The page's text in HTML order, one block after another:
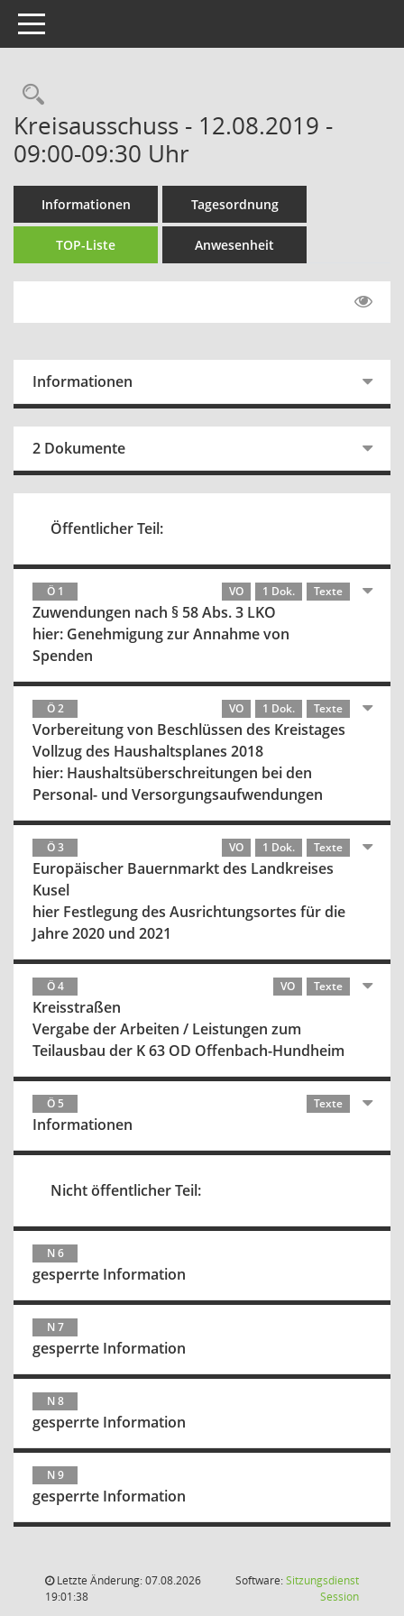
Toggle navigation
Rechercheauswahl
Kreisausschuss - 12.08.2019 -
09:00-09:30 Uhr
Informationen Tagesordnung
TOP-Liste Anwesenheit
Informationen
2 Dokumente
Öffentlicher Teil:
Ö 1 VO 1 Dok. Texte
Zuwendungen nach § 58 Abs. 3 LKO
hier: Genehmigung zur Annahme von
Spenden
Ö 2 VO 1 Dok. Texte
Vorbereitung von Beschlüssen des Kreistages
Vollzug des Haushaltsplanes 2018
hier: Haushaltsüberschreitungen bei den
Personal- und Versorgungsaufwendungen
Ö 3 VO 1 Dok. Texte
Europäischer Bauernmarkt des Landkreises
Kusel
hier Festlegung des Ausrichtungsortes für die
Jahre 2020 und 2021
Ö 4 VO Texte
Kreisstraßen
Vergabe der Arbeiten / Leistungen zum
Teilausbau der K 63 OD Offenbach-Hundheim
Ö 5 Texte
Informationen
Nicht öffentlicher Teil:
N 6
gesperrte Information
N 7
gesperrte Information
N 8
gesperrte Information
N 9
gesperrte Information
Letzte Änderung: 07.08.2026
19:01:38
Software:Sitzungsdienst
Session(Wird in